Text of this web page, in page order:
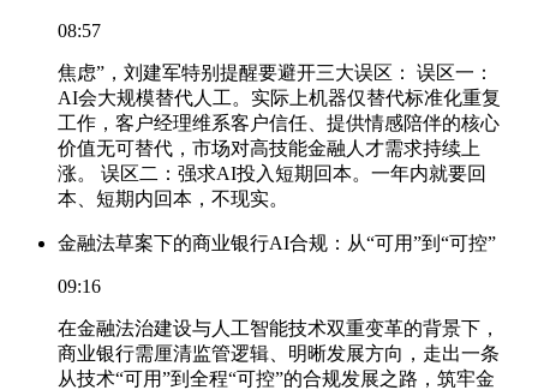
08:57
焦虑”，刘建军特别提醒要避开三大误区： 误区一：
AI会大规模替代人工。实际上机器仅替代标准化重复
工作，客户经理维系客户信任、提供情感陪伴的核心
价值无可替代，市场对高技能金融人才需求持续上
涨。 误区二：强求AI投入短期回本。一年内就要回
本、短期内回本，不现实。
金融法草案下的商业银行AI合规：从“可用”到“可控”
09:16
在金融法治建设与人工智能技术双重变革的背景下，
商业银行需厘清监管逻辑、明晰发展方向，走出一条
从技术“可用”到全程“可控”的合规发展之路，筑牢金